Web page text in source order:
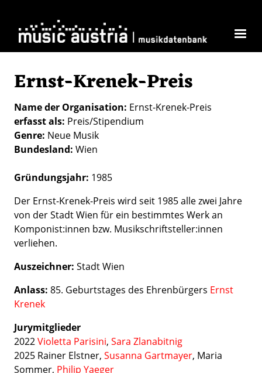
Ernst-Krenek-Preis
Name der Organisation Ernst-Krenek-Preis
erfasst als Preis/Stipendium
Genre Neue Musik
Bundesland Wien
Gründungsjahr: 1985
Der Ernst-Krenek-Preis wird seit 1985 alle zwei Jahre
von der Stadt Wien für ein bestimmtes Werk an
Komponist:innen bzw. Musikschriftsteller:innen
verliehen.
Auszeichner: Stadt Wien
Anlass: 85. Geburtstages des Ehrenbürgers Ernst
Krenek
Jurymitglieder
2022Violetta Parisini, Sara Zlanabitnig
2025 Rainer Elstner, Susanna Gartmayer, Maria
Sommer, Philip Yaeger